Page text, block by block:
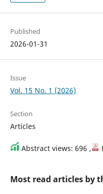
Published
2026-01-31
Issue
Vol. 15 No. 1 (2026)
Section
Articles
Abstract views: 696 ,
Most read articles by